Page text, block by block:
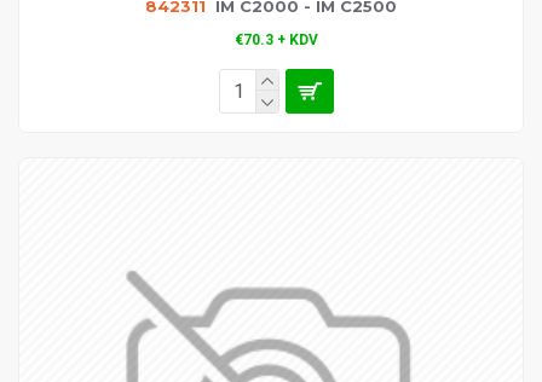
842311 IM C2000 - IM C2500
€70.3 + KDV